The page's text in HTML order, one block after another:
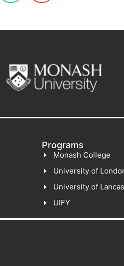
Programs
Monash College
University of
University of
UIFY